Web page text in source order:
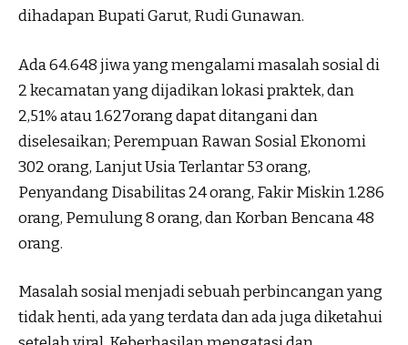
dihadapan Bupati Garut, Rudi Gunawan.
Ada 64.648 jiwa yang mengalami masalah sosial di
2 kecamatan yang dijadikan lokasi praktek, dan
2,51% atau 1.627orang dapat ditangani dan
diselesaikan; Perempuan Rawan Sosial Ekonomi
302 orang, Lanjut Usia Terlantar 53 orang,
Penyandang Disabilitas 24 orang, Fakir Miskin 1.286
orang, Pemulung 8 orang, dan Korban Bencana 48
orang.
Masalah sosial menjadi sebuah perbincangan yang
tidak henti, ada yang terdata dan ada juga diketahui